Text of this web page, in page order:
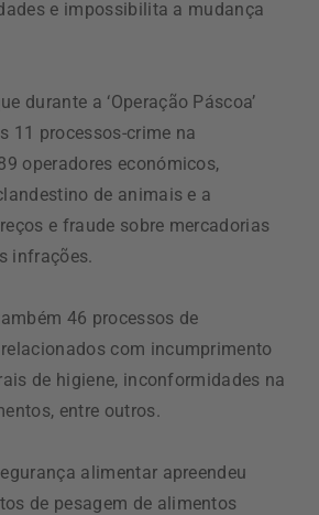
e impossibilita a mudança
durante a ‘Operação Páscoa’
11 processos-crime na
operadores económicos,
de animais e a
e fraude sobre mercadorias
infrações.
46 processos de
com incumprimento
de higiene, inconformidades na
entre outros.
alimentar apreendeu
de pesagem de alimentos